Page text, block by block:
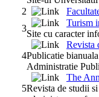
2
3
Turism
Site cu caracter
4
Revista
Publicatie
Administratie
5
The
Revista de studii